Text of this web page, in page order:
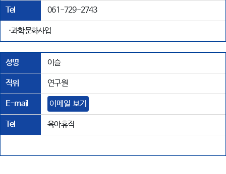
Tel 061-729-2743
·과학문화사업
성명 이슬
직위 연구원
E-mail 이메일 보기
Tel 육아휴직